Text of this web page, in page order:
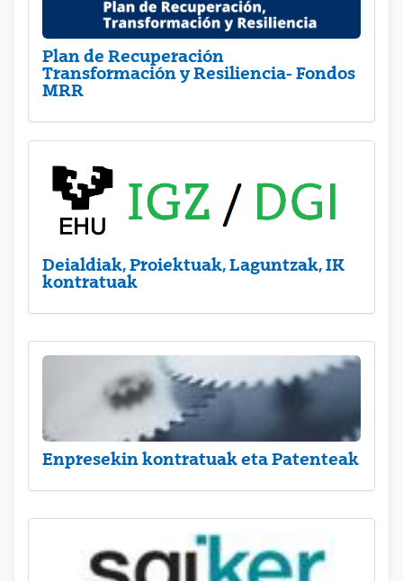
Plan de Recuperación
Transformación y Resiliencia- Fondos
MRR
Deialdiak, Proiektuak, Laguntzak, IK
kontratuak
Enpresekin kontratuak eta Patenteak